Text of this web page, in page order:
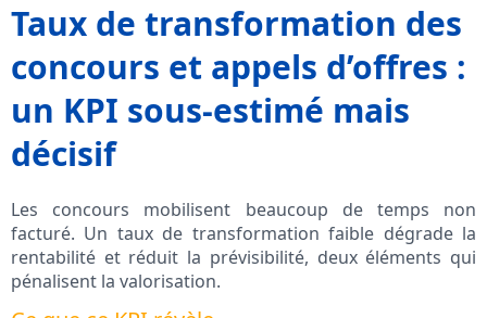
Taux de transformation des
concours et appels d’offres :
un KPI sous-estimé mais
décisif
Les concours mobilisent beaucoup de temps non
facturé. Un taux de transformation faible dégrade la
rentabilité et réduit la prévisibilité, deux éléments qui
pénalisent la valorisation.